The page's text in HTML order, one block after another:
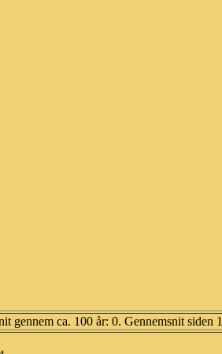
gennem ca. 100 år: 0. Gennemsnit siden